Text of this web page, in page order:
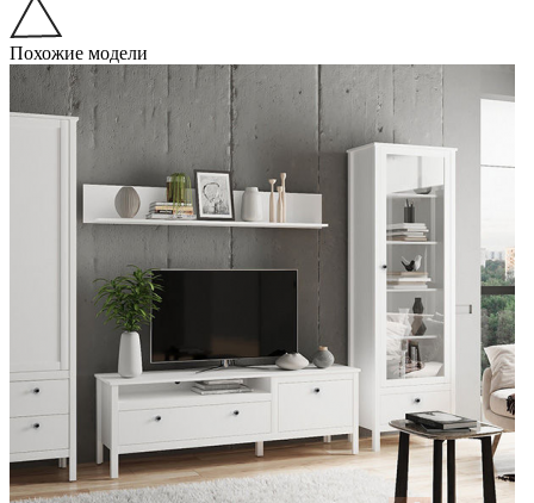
Похожие модели